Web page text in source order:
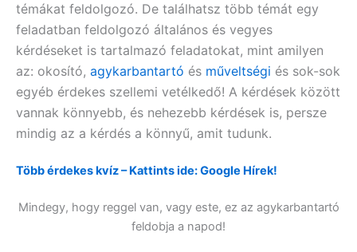
témákat feldolgozó. De találhatsz több témát egy
feladatban feldolgozó általános és vegyes
kérdéseket is tartalmazó feladatokat, mint amilyen
az: okosító, agykarbantartó és műveltségi és sok-sok
egyéb érdekes szellemi vetélkedő! A kérdések között
vannak könnyebb, és nehezebb kérdések is, persze
mindig az a kérdés a könnyű, amit tudunk.
Több érdekes kvíz – Kattints ide: Google Hírek!
Mindegy, hogy reggel van, vagy este, ez az agykarbantartó
feldobja a napod!